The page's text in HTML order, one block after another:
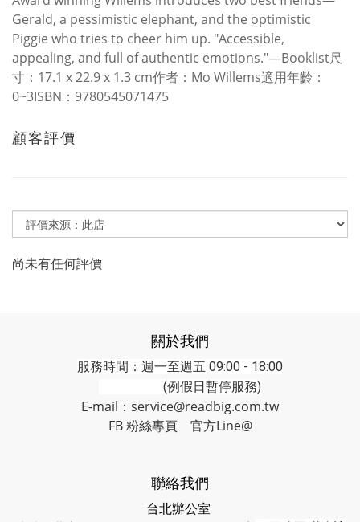
Gerald, a pessimistic elephant, and the optimistic
Piggie who tries to cheer him up. "Accessible,
appealing, and full of authentic emotions."—Booklist尺
寸：17.1 x 22.9 x 1.3 cm作者：Mo Willems適用年齡：
0~3ISBN：9780545071475
顧客評價
尚未有任何評價
關於我們
服務時間：週一至週五 09:00 - 18:00
(例假日暫停服務)
E-mail：service@readbig.com.tw
FB 粉絲專頁
官方Line@
聯絡我們
台北辦公室